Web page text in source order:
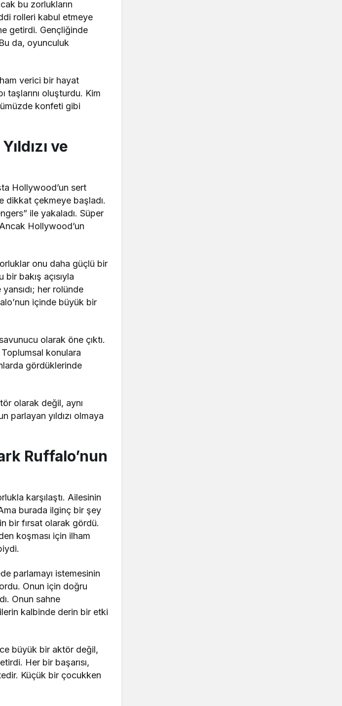
bu zorlukların
rolleri kabul etmeye
getirdi. Gençliğinde
da, oyunculuk
verici bir hayat
taşlarını oluşturdu. Kim
konfeti gibi
ve
Hollywood’un sert
dikkat çekmeye başladı.
ile yakaladı. Süper
Hollywood’un
onu daha güçlü bir
bakış açısıyla
her rolünde
içinde büyük bir
olarak öne çıktı.
konulara
gördüklerinde
olarak değil, aynı
parlayan yıldızı olmaya
Ruffalo’nun
karşılaştı. Ailesinin
burada ilginç bir şey
bir fırsat olarak gördü.
koşması için ilham
parlamayı istemesinin
Onun için doğru
Onun sahne
kalbinde derin bir etki
büyük bir aktör değil,
Her bir başarısı,
Küçük bir çocukken